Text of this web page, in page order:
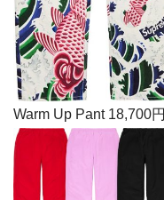
Warm Up Pant 18,700円